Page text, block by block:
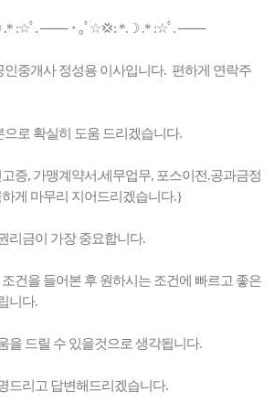
ﾟ. ─── ･ ｡ﾟ☆💢: *.☽ .* :☆ﾟ. ───
인중개사 정성용 이사입니다. 편하게 연락주
으로 확실히 도움 드리겠습니다.
증, 가맹계약서.세무업무, 포스이전.공과금정
게 마무리 지어드리겠습니다.}
리금이 가장 중요합니다.
건을 들어본 후 원하시는 조건에 빠르고 좋은
니다.
을 드릴 수 있을것으로 생각됩니다.
드리고 답변해드리겠습니다.